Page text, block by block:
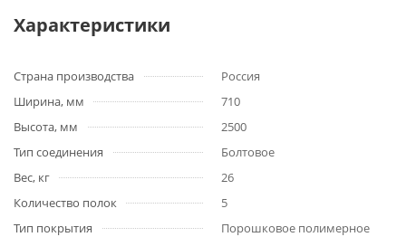
Характеристики
Страна производства
Россия
Ширина, мм
710
Высота, мм
2500
Тип соединения
Болтовое
Вес, кг
26
Количество полок
5
Тип покрытия
Порошковое полимерное